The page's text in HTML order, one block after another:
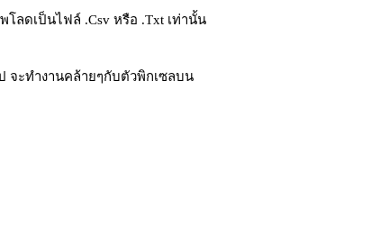
ลดเป็นไฟล์ .Csv หรือ .Txt เท่านั้น
จะทำงานคล้ายๆกับตัวพิกเซลบน